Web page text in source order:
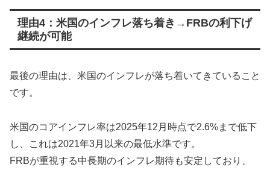
理由4：米国のインフレ落ち着き→FRBの利下げ
継続が可能
最後の理由は、米国のインフレが落ち着いてきていること
です。
米国のコアインフレ率は2025年12月時点で2.6%まで低下
し、これは2021年3月以来の最低水準です。
FRBが重視する中長期のインフレ期待も安定しており、